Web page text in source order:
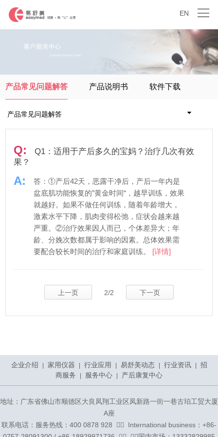
EN
产品常见问题解答 产品说明书 软件下载
产品常见问题解答
常见禁忌使用问题
Q:
Q1：适用于产后多久的宝妈？治疗几次有效
果？
A:
答：①产后42天，恶露干净后，产后一年内是
盆底肌功能恢复的”黄金时间“，越早训练，效果
就越好。如果不做任何训练，随着年龄增大，
激素水平下降，肌肉变得松弛，症状会越来越
严重。②治疗效果因人而已，个体差异大；年
龄、分娩次数都属于影响的因素。总体效果需
要配合较长时间的治疗和家庭训练。 [详情]
上一页 2/2 下一页
企业介绍 家用仪器 行业应用 易舒美动态 行业资讯
招
商服务
服务中心 产后康复中心
地址：广东省佛山市顺德区大良凤翔工业区凤新路一街一巷古珀工贸大厦
A座
联系电话：服务热线：400 0878 928 ᅟᅠ ᅟInternational business：+86-